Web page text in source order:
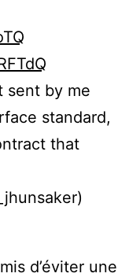
sent by me
standard,
that
d’éviter une